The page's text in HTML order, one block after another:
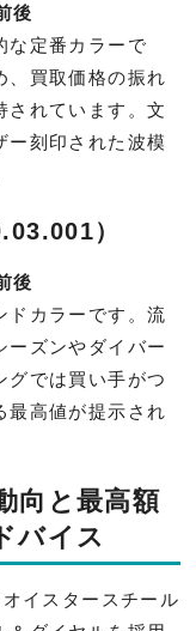
後
な定番カラーで
、買取価格の振れ
されています。文
ー刻印された波模
）
後
ドカラーです。流
ーズンやダイバー
グでは買い手がつ
最高値が提示され
向と最高額
バイス
イスタースチール